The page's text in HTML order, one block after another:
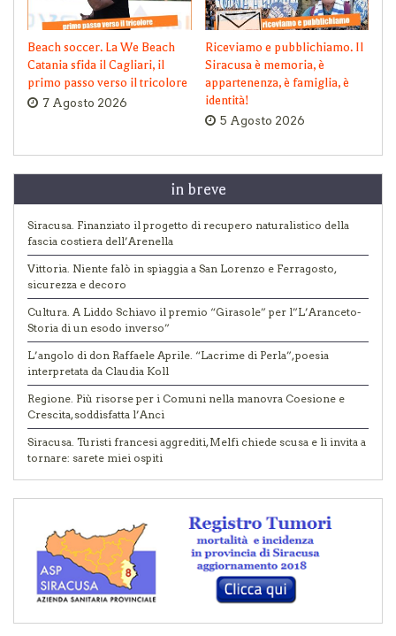
Beach soccer. La We Beach
Catania sfida il Cagliari, il
primo passo verso il tricolore
7 Agosto 2026
Riceviamo e pubblichiamo. Il
Siracusa è memoria, è
appartenenza, è famiglia, è
identità!
5 Agosto 2026
in breve
Siracusa. Finanziato il progetto di recupero naturalistico della
fascia costiera dell’Arenella
Vittoria. Niente falò in spiaggia a San Lorenzo e Ferragosto,
sicurezza e decoro
Cultura. A Liddo Schiavo il premio “Girasole” per l”L’Aranceto-
Storia di un esodo inverso”
L’angolo di don Raffaele Aprile. “Lacrime di Perla”, poesia
interpretata da Claudia Koll
Regione. Più risorse per i Comuni nella manovra Coesione e
Crescita, soddisfatta l’Anci
Siracusa. Turisti francesi aggrediti, Melfi chiede scusa e li invita a
tornare: sarete miei ospiti